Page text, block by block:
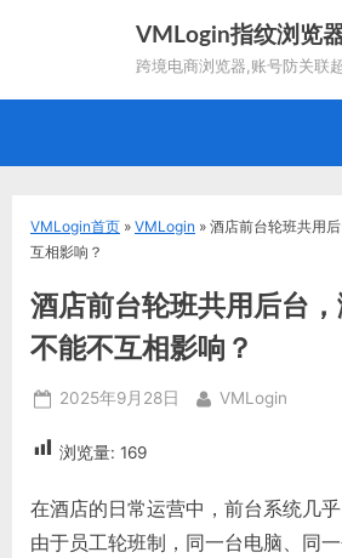
VMLogin指纹浏览
跨境电商浏览器,账号防关联
VMLogin首页 » VMLogin » 酒店前台轮班共用
互相影响？
酒店前台轮班共用后台
不能不互相影响？
Posted
2025年9月28日 By
VMLogin
浏览量: 169
在酒店的日常运营中，前台系统几
由于员工轮班制，同一台电脑、同